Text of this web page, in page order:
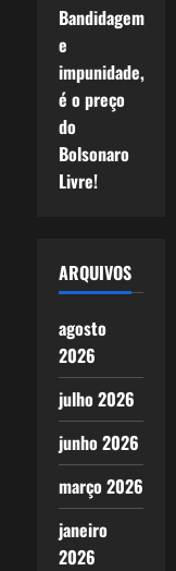
Bandidagem
e
impunidade,
é o preço
do
Bolsonaro
Livre!
ARQUIVOS
agosto
2026
julho 2026
junho 2026
março 2026
janeiro
2026